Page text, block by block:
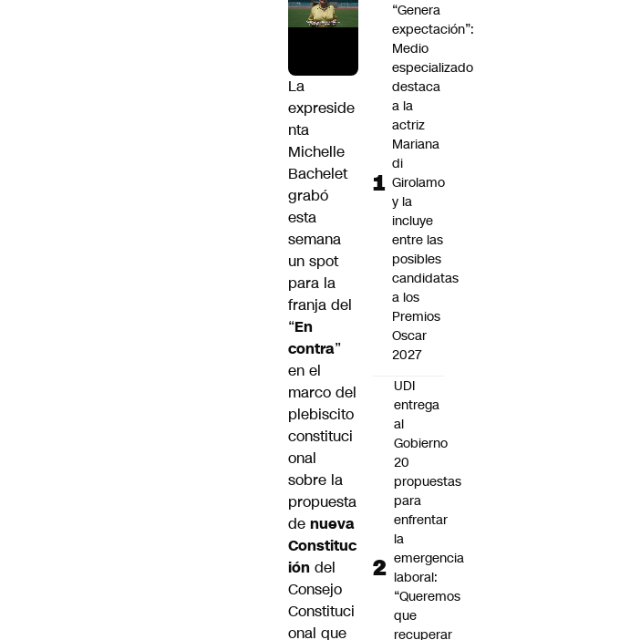
La
expreside
nta
Michelle
Bachelet
grabó
esta
semana
un spot
para la
franja del
“En
contra”
en el
marco del
plebiscito
constituci
onal
sobre la
propuesta
de nueva
Constituc
ión del
Consejo
Constituci
onal que
“Genera
expectación”:
Medio
especializado
destaca
a la
actriz
Mariana
di
Girolamo
y la
incluye
entre las
posibles
candidatas
a los
Premios
Oscar
2027
UDI
entrega
al
Gobierno
20
propuestas
para
enfrentar
la
emergencia
laboral:
“Queremos
que
recuperar